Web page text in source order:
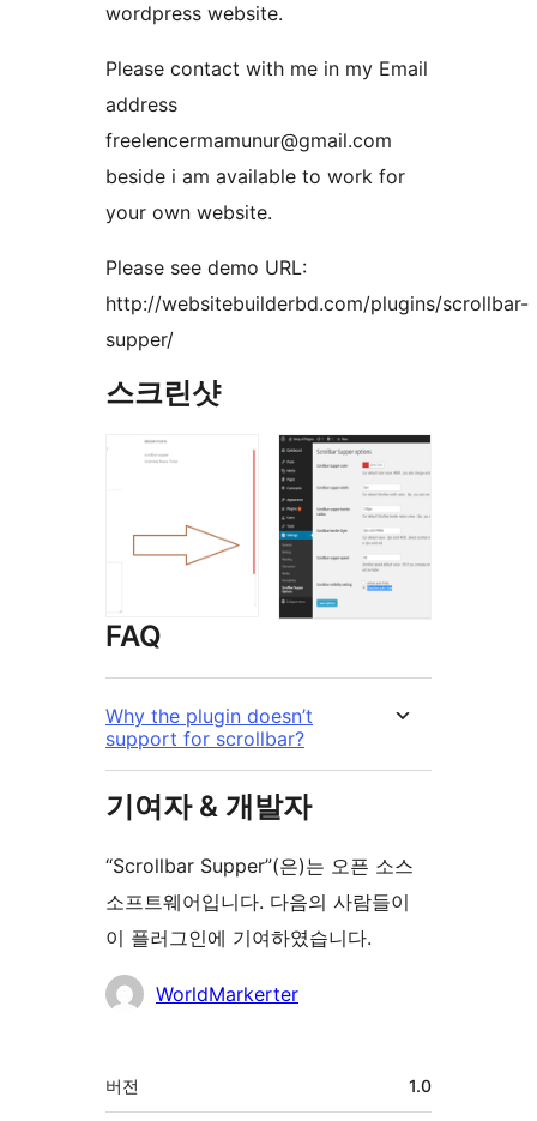
wordpress website.
Please contact with me in my Email
address
freelencermamunur@gmail.com
beside i am available to work for
your own website.
Please see demo URL:
http://websitebuilderbd.com/plugins/scrollbar-
supper/
스크린샷
FAQ
Why the plugin doesn’t
support for scrollbar?
기여자 & 개발자
“Scrollbar Supper”(은)는 오픈 소스
소프트웨어입니다. 다음의 사람들이
이 플러그인에 기여하였습니다.
기
WorldMarkerter
기
초
버전 1.0